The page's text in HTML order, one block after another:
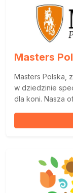
Masters
Masters Polska,
w dziedzinie
dla koni. Nasza